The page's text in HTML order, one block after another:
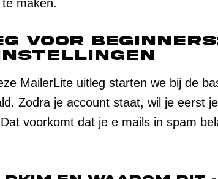
maken.
voor
MailerLite uitleg starten we bij de
Zodra je account staat, wil je eerst
voorkomt dat je e mails in spam